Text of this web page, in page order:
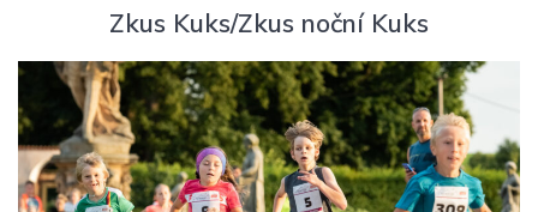
Zkus Kuks/Zkus noční Kuks